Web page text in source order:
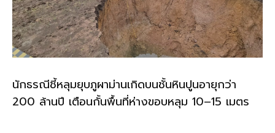
นักธรณีชี้หลุมยุบภูผาม่านเกิดบนชั้นหินปูนอายุกว่า
200 ล้านปี เตือนกั้นพื้นที่ห่างขอบหลุม 10–15 เมตร